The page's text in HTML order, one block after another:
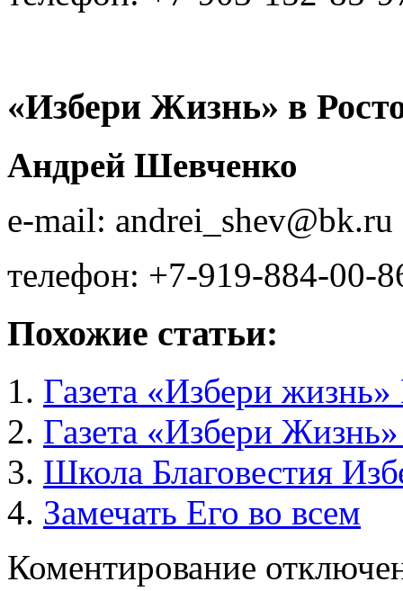
«Избери Жизнь» в
Андрей Шевченко
e-mail: andrei_shev@bk.ru
телефон: +7-919-884-00-
Похожие статьи:
Газета «Избери
Газета «Избери
Школа Благовестия
Замечать Его во всем
Коментирование